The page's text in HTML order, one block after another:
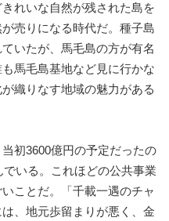
れいな自然が残された島を
売りになる時代だ。種子島
いたが、馬毛島の方が有名
馬毛島基地など見に行かな
織りなす地域の魅力がある
初3600億円の予定だったの
いる。これほどの公共事業
ことだ。「千載一遇のチャ
、地元歩留まりが悪く、金